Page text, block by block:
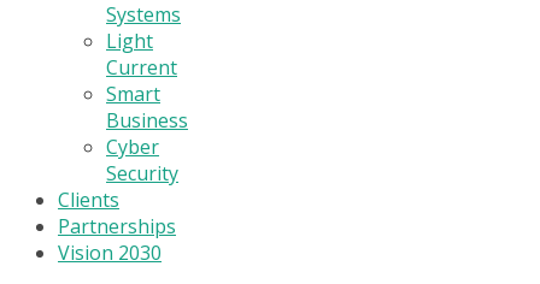
Systems
Light
Current
Smart
Business
Cyber
Security
Clients
Partnerships
Vision 2030